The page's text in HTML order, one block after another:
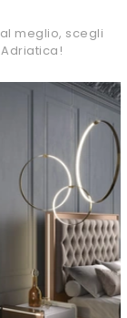
meglio, scegli